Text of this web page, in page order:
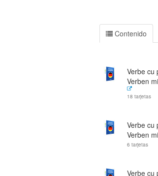
Contenido
Verbe cu
Verben
18 tarjetas
Verbe cu
Verben
6 tarjetas
Verbe cu